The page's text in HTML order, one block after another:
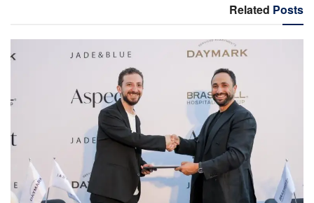
Related Posts